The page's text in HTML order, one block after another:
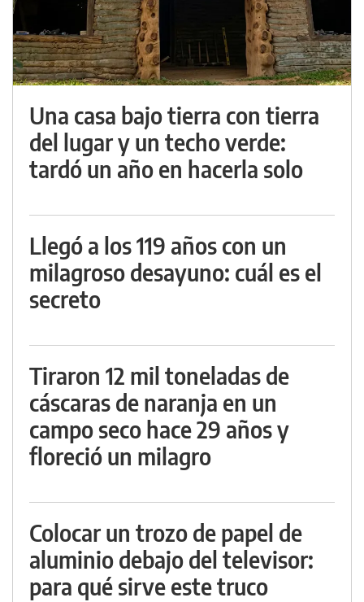
Una casa bajo tierra con tierra
del lugar y un techo verde:
tardó un año en hacerla solo
Llegó a los 119 años con un
milagroso desayuno: cuál es el
secreto
Tiraron 12 mil toneladas de
cáscaras de naranja en un
campo seco hace 29 años y
floreció un milagro
Colocar un trozo de papel de
aluminio debajo del televisor:
para qué sirve este truco